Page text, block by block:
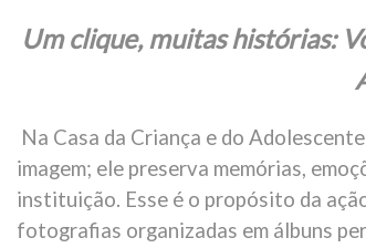
Um clique, muitas histórias:
Na Casa da Criança e do
imagem; ele preserva memórias,
instituição. Esse é o propósito da
fotografias organizadas em álbuns